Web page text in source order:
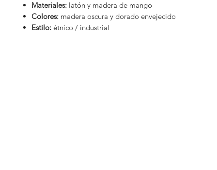
Materiales: latón y madera de mango
Colores: madera oscura y dorado envejecido
Estilo: étnico / industrial